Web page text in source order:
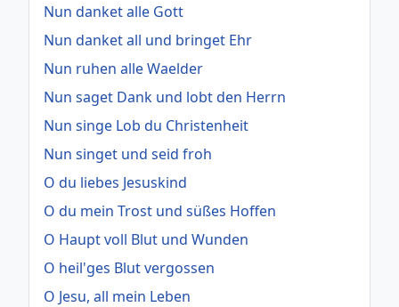
Nun danket alle Gott
Nun danket all und bringet Ehr
Nun ruhen alle Waelder
Nun saget Dank und lobt den Herrn
Nun singe Lob du Christenheit
Nun singet und seid froh
O du liebes Jesuskind
O du mein Trost und süßes Hoffen
O Haupt voll Blut und Wunden
O heil'ges Blut vergossen
O Jesu, all mein Leben